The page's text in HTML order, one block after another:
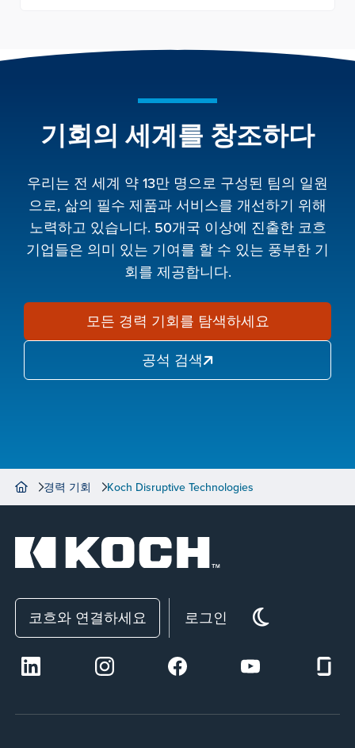
기회의 세계를 창조하다
우리는 전 세계 약 13만 명으로 구성된 팀의 일원
으로, 삶의 필수 제품과 서비스를 개선하기 위해
노력하고 있습니다. 50개국 이상에 진출한 코흐
기업들은 의미 있는 기여를 할 수 있는 풍부한 기
회를 제공합니다.
모든 경력 기회를 탐색하세요
공석 검색
경력 기회 Koch Disruptive Technologies
코흐와 연결하세요 로그인